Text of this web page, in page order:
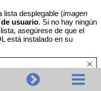
lista desplegable (imagen
de usuario. Si no hay ningún
asegúrese de que el
está instalado en su